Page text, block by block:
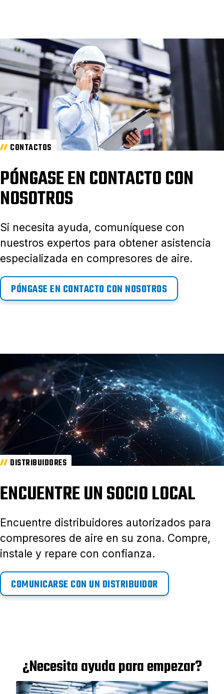
CONTACTOS
PÓNGASE EN CONTACTO CON
NOSOTROS
Si necesita ayuda, comuníquese con
nuestros expertos para obtener asistencia
especializada en compresores de aire.
PÓNGASE EN CONTACTO CON NOSOTROS
DISTRIBUIDORES
ENCUENTRE UN SOCIO LOCAL
Encuentre distribuidores autorizados para
compresores de aire en su zona. Compre,
instale y repare con confianza.
COMUNICARSE CON UN DISTRIBUIDOR
¿Necesita ayuda para empezar?